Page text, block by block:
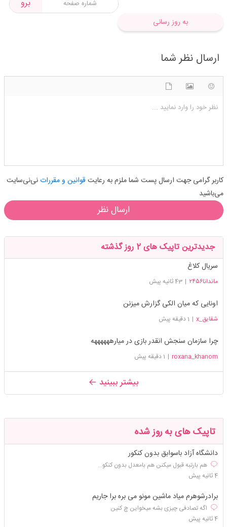
برو
به روز رسانی
ارسال نظر شما
نظر خود را وارد نمایید ...
کاربر گرامی جهت ارسال پست شما ملزم به رعایت قوانین و مقرراتنی‌نی‌سایت
می‌باشید
ارسال نظر
جدیدترین تاپیک های 2 روز گذشته
سریال کلاغ
ماندانا۲۴۵۶ | 43 ثانیه پیش
اونایی که میان الکی گزارش میزنن
شقایق_x | 1 دقیقه پیش
چرا سازمان سنجش انقدر بازی در میارههههههه
roxana_khanom
| 1 دقیقه پیش
بیشتر ببینید
تاپیک های به روز شده
دانشگاه آزاد باسوابق بدون کنکور
هم بارتبه قبول میکنن هم بامعدل بدون کنکو...
4 ثانیه پیش
برادرشوهرم میاد ماشین مونو می بره برا جاریم
اگه تصادفی چیزی بشه میخواین چ کنین
4 ثانیه پیش